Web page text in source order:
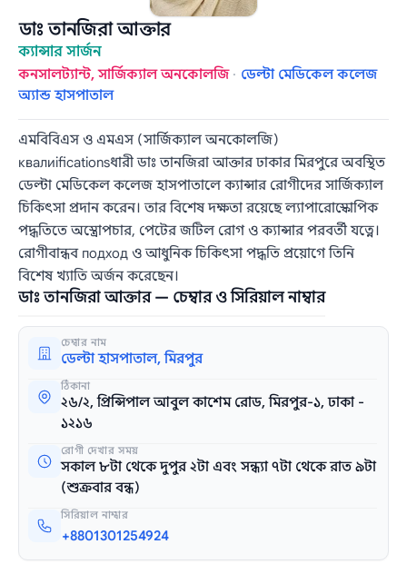
ডাঃ তানজিরা আক্তার
ক্যান্সার সার্জন
কনসালট্যান্ট, সার্জিক্যাল অনকোলজি · ডেল্টা মেডিকেল কলেজ
অ্যান্ড হাসপাতাল
এমবিবিএস ও এমএস (সার্জিক্যাল অনকোলজি)
квалиificationsধারী ডাঃ তানজিরা আক্তার ঢাকার মিরপুরে অবস্থিত
ডেল্টা মেডিকেল কলেজ হাসপাতালে ক্যান্সার রোগীদের সার্জিক্যাল
চিকিৎসা প্রদান করেন। তার বিশেষ দক্ষতা রয়েছে ল্যাপারোস্কোপিক
পদ্ধতিতে অস্ত্রোপচার, পেটের জটিল রোগ ও ক্যান্সার পরবর্তী যত্নে।
রোগীবান্ধব подход ও আধুনিক চিকিৎসা পদ্ধতি প্রয়োগে তিনি
বিশেষ খ্যাতি অর্জন করেছেন।
ডাঃ তানজিরা আক্তার — চেম্বার ও সিরিয়াল নাম্বার
চেম্বার নাম
ডেল্টা হাসপাতাল, মিরপুর
ঠিকানা
২৬/২, প্রিন্সিপাল আবুল কাশেম রোড, মিরপুর-১, ঢাকা -
১২১৬
রোগী দেখার সময়
সকাল ৮টা থেকে দুপুর ২টা এবং সন্ধ্যা ৭টা থেকে রাত ৯টা
(শুক্রবার বন্ধ)
সিরিয়াল নাম্বার
+8801301254924